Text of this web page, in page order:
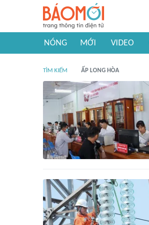
NÓNG MỚI VIDEO
TÌM KIẾM ẤP LONG HÒA